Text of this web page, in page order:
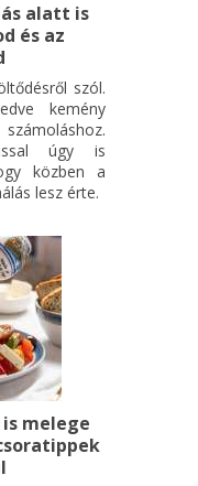
alatt is
és az
szól.
kemény
úgy is
közben a
lesz érte.
melege